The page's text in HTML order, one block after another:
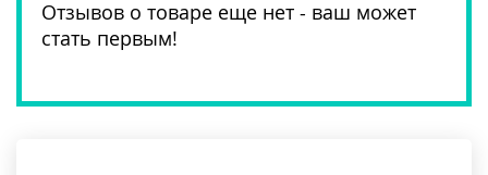
Отзывов о товаре еще нет - ваш может
стать первым!